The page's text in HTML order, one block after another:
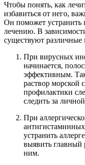
Чтобы понять, как
избавиться от него,
Он поможет устранить
лечению. В
существуют различные
При вирусных
начинается,
эффективным.
раствор морской
профилактики
следить за
При
устранить
выявить главный
ним.